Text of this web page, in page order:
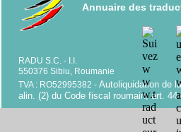
Annuaire des
RADU S.C. - I.I.
550376 Sibiu, Roumanie
TVA : RO52995382 - Autoliquidation de
alin. (2) du Code fiscal roumain; art.